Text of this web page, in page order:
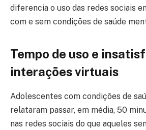
diferencia o uso das redes sociais
com e sem condições de saúde
Tempo de uso e
interações virtuais
Adolescentes com condições de
relataram passar, em média, 50
nas redes sociais do que aqueles